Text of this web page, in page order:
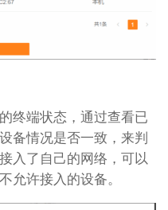
终端状态，通过查看已
备情况是否一致，来判
入了自己的网络，可以
允许接入的设备。